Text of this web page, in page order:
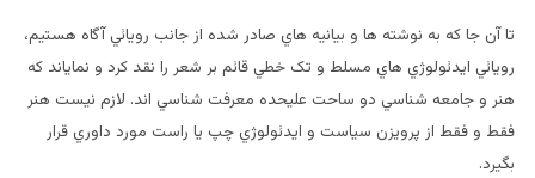
تا آن جا که به نوشته ها و بيانيه هاي صادر شده از جانب رويائي آگاه هستيم،
رويائي ايدئولوژي هاي مسلط و تک خطي قائم بر شعر را نقد کرد و نماياند که
هنر و جامعه شناسي دو ساحت عليحده معرفت شناسي اند. لازم نيست هنر
فقط و فقط از پرويزن سياست و ايدئولوژي چپ يا راست مورد داوري قرار
بگيرد.